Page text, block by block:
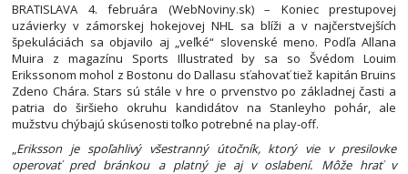
BRATISLAVA 4. februára (WebNoviny.sk) – Koniec prestupovej
uzávierky v zámorskej hokejovej NHL sa blíži a v najčerstvejších
špekuláciách sa objavilo aj „veľké“ slovenské meno. Podľa Allana
Muira z magazínu Sports Illustrated by sa so Švédom Louim
Erikssonom mohol z Bostonu do Dallasu sťahovať tiež kapitán Bruins
Zdeno Chára. Stars sú stále v hre o prvenstvo po základnej časti a
patria do širšieho okruhu kandidátov na Stanleyho pohár, ale
mužstvu chýbajú skúsenosti toľko potrebné na play-off.
„Eriksson je spoľahlivý všestranný útočník, ktorý vie v presilovke
operovať pred bránkou a platný je aj v oslabení. Môže hrať v